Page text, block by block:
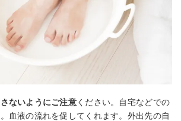
ないようにご注意ください。自宅などでの
血液の流れを促してくれます。外出先の自